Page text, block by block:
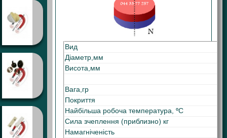
Вид
Діаметр,мм
Висота,мм
Вага,гр
Покриття
Найбільша робоча температура, ºС
Сила зчеплення (приблизно) кг
Намагніченість